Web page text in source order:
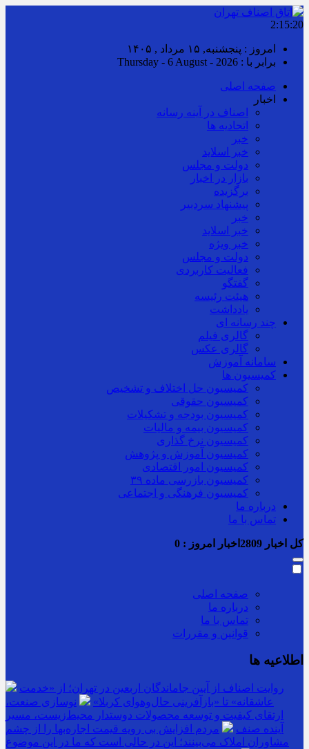
2:15:20
امروز : پنجشنبه, ۱۵ مرداد , ۱۴۰۵
برابر با : Thursday - 6 August - 2026
صفحه اصلی
اخبار
اصناف در آینه رسانه
اتحادیه ها
خبر
خبر اسلايد
دولت و مجلس
بازار در اخبار
برگزیده
پیشنهاد سردبیر
خبر
خبر اسلايد
خبر ویژه
دولت و مجلس
فعالیت کاربردی
گفتگو
هیئت رئیسه
یادداشت
چند رسانه ای
گالری فیلم
گالری عکس
سامانه آموزش
کمیسیون ها
کمیسیون حل اختلاف و تشخیص
کمیسیون حقوقی
کمیسیون بودجه و تشکیلات
کمیسیون بیمه و مالیات
کمیسیون نرخ گذاری
کمیسیون آموزش و پژوهش
کمیسیون امور اقتصادی
کمیسیون بازرسی ماده ۳۹
کمیسیون فرهنگی و اجتماعی
درباره ما
تماس با ما
کل اخبار اخبار امروز : 0
صفحه اصلی
درباره ما
تماس با ما
قوانین و مقررات
اطلاعیه ها
روایت اصناف از آیین جاماندگان اربعین در تهران؛ از «خدمت
عاشقانه» تا «بازآفرینی حال‌وهوای کربلا»
نوسازی صنعت،
ارتقای کیفیت و توسعه محصولات دوستدار محیط‌زیست، مسیر
آینده صنف
مردم افزایش بی رویه قیمت اجاره‌بها را از چشم
مشاوران املاک می‌بینند؛ این در حالی است که ما در این موضوع